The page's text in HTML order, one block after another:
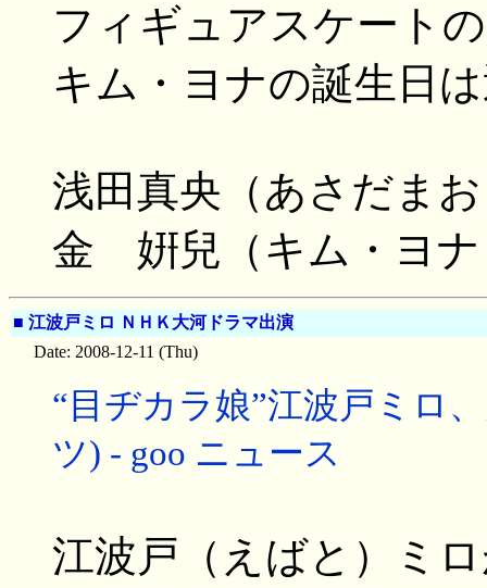
フィギュアスケート
キム・ヨナの誕生日
浅田真央（あさだま
金 姸兒（キム・ヨナ
■ 江波戸ミロ ＮＨＫ大河ドラマ出演
Date: 2008-12-11 (Thu)
“目ヂカラ娘”江波戸ミロ
ツ) - goo ニュース
江波戸（えばと）ミ